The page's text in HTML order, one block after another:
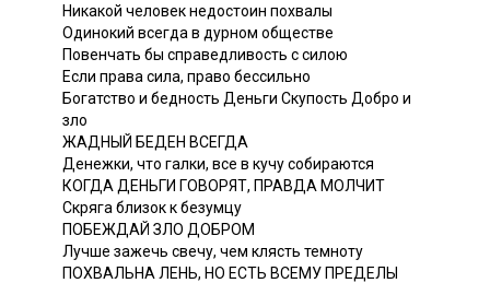
Никакой человек недостоин похвалы
Одинокий всегда в дурном обществе
Повенчать бы справедливость с силою
Если права сила, право бессильно
Богатство и бедность Деньги Скупость Добро и
зло
ЖАДНЫЙ БЕДЕН ВСЕГДА
Денежки, что галки, все в кучу собираются
КОГДА ДЕНЬГИ ГОВОРЯТ, ПРАВДА МОЛЧИТ
Скряга близок к безумцу
ПОБЕЖДАЙ ЗЛО ДОБРОМ
Лучше зажечь свечу, чем клясть темноту
ПОХВАЛЬНА ЛЕНЬ, НО ЕСТЬ ВСЕМУ ПРЕДЕЛЫ